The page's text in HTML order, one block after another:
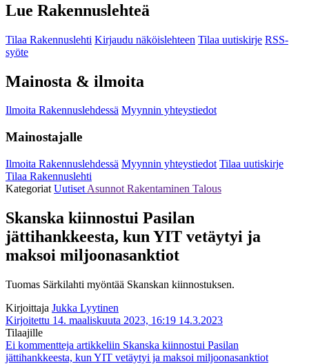
Lue Rakennuslehteä
Tilaa Rakennuslehti Kirjaudu näköislehteen Tilaa uutiskirje RSS-
syöte
Mainosta & ilmoita
Ilmoita Rakennuslehdessä Myynnin yhteystiedot
Mainostajalle
Ilmoita Rakennuslehdessä Myynnin yhteystiedot Tilaa uutiskirje
Tilaa Rakennuslehti
Kategoriat Uutiset Asunnot Rakentaminen Talous
Skanska kiinnostui Pasilan
jättihankkeesta, kun YIT vetäytyi ja
maksoi miljoonasanktiot
Tuomas Särkilahti myöntää Skanskan kiinnostuksen.
Kirjoittaja Jukka Lyytinen
Kirjoitettu 14. maaliskuuta 2023, 16:19 14.3.2023
Tilaajille
Ei kommentteja artikkeliin Skanska kiinnostui Pasilan
jättihankkeesta, kun YIT vetäytyi ja maksoi miljoonasanktiot